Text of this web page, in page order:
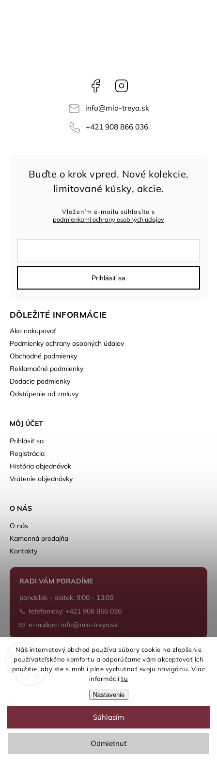
Náš internetový obchod používa súbory cookie na zlepšenie
používateľského komfortu a odporúčame vám akceptovať ich
použitie, aby ste si mohli plne vychutnať svoju navigáciu. Viac
informáciítu
Nastavenie
Odmietnuť
Súhlasím
Facebook
info@mio-treya.sk
+421 908 866 036
DÔLEŽITÉ INFORMÁCIE
Ako nakupovať
Podmienky ochrany osobných údajov
Obchodné podmienky
Reklamačné podmienky
Dodacie podmienky
Odstúpenie od zmluvy
MÔJ ÚČET
Prihlásiť sa
Registrácia
História objednávok
Vrátenie objednávky
Vložením e-mailu súhlasíte s
podmienkami ochrany osobných údajov
Prihlásiť sa
O NÁS
O nás
Kamenná predajňa
Kontakty
RADI VÁM PORADÍME
pondelok - piatok: 9:00 - 13:00
telefonicky: +421 908 866 036
e-mailom: info@mio-treya.sk
Shoptet.sk
Copyright 2026mio-treya.sk. Všetky práva vyhradené.
Upraviť nastavenie cookies
Grafický návrh vytvořil a nakódoval